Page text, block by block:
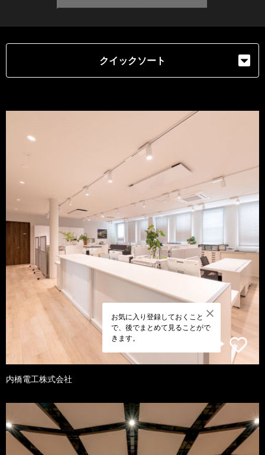
クイックソート
お気に入り登録しておくこと
で、後でまとめて見ることがで
きます。
内橋電工株式会社